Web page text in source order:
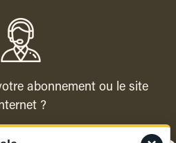
abonnement ou le site
?